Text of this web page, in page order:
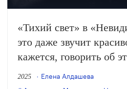
«Тихий свет» в
это даже звучит
кажется, говорить об
сезона в день
когда ему исполняется
2025
Елена Алдашева